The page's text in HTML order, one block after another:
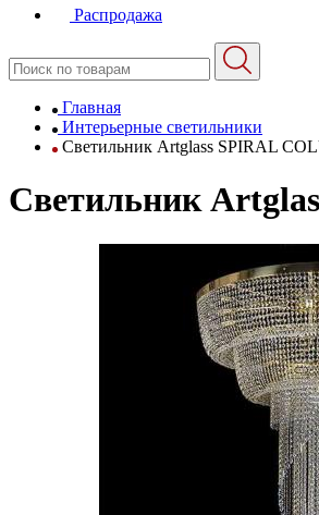
Распродажа
Главная
Интерьерные светильники
Светильник Artglass SPIRAL
Светильник